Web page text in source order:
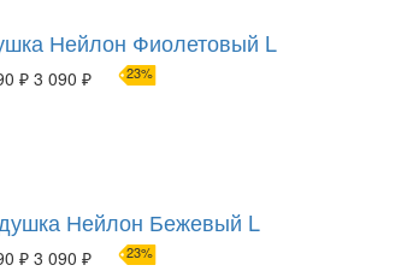
Нейлон Фиолетовый L
₽ 3 090 ₽ 23%
Нейлон Бежевый L
₽ 3 090 ₽ 23%